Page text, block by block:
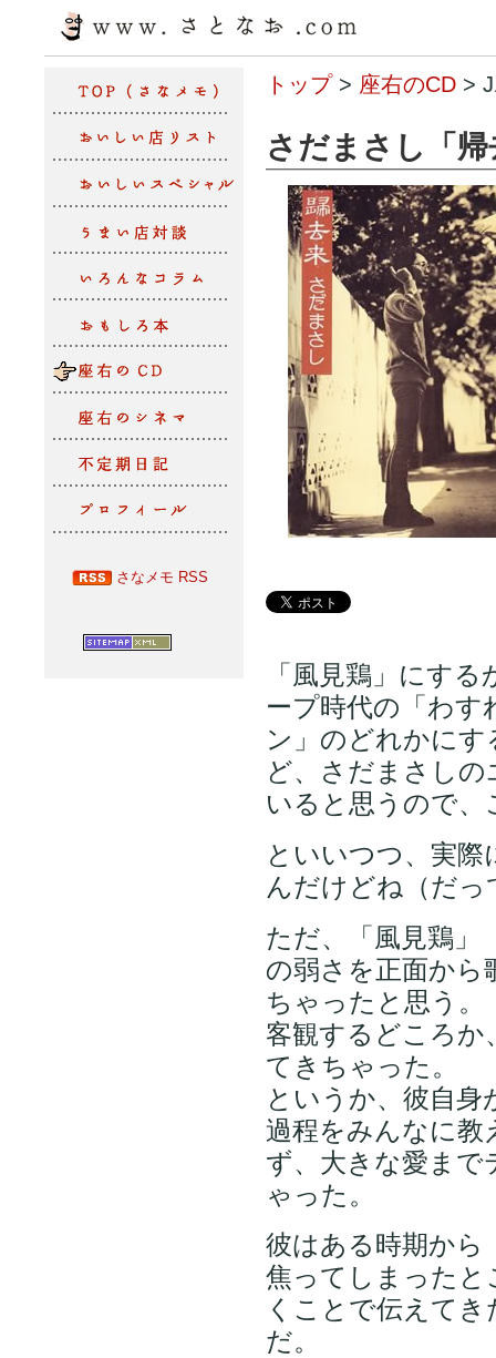
トップ> 座右のCD >
さだまさし「帰
「風見鶏」にす
ープ時代の「わ
ン」のどれかに
ど、さだまさし
いると思うので
といいつつ、実
んだけどね（だっ
ただ、「風見鶏」
の弱さを正面から
ちゃったと思う。
客観するどころか
てきちゃった。
というか、彼自
過程をみんなに教
ず、大きな愛まで
ゃった。
彼はある時期から
焦ってしまったと
くことで伝えて
だ。
さなメモ RSS